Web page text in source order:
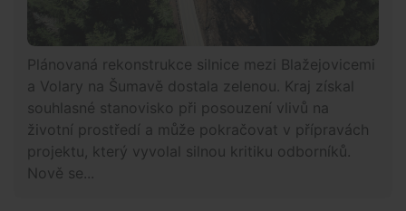
Plánovaná rekonstrukce silnice mezi Blažejovicemi
a Volary na Šumavě dostala zelenou. Kraj získal
souhlasné stanovisko při posouzení vlivů na
životní prostředí a může pokračovat v přípravách
projektu, který vyvolal silnou kritiku odborníků.
Nově se...